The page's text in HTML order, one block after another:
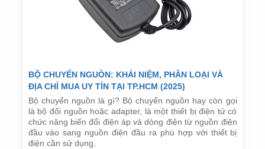
BỘ CHUYỂN NGUỒN: KHÁI NIỆM, PHÂN LOẠI VÀ
ĐỊA CHỈ MUA UY TÍN TẠI TP.HCM (2025)
Bộ chuyển nguồn là gì? Bộ chuyển nguồn hay còn gọi
là bộ đổi nguồn hoặc adapter, là một thiết bị điện tử có
chức năng biến đổi điện áp và dòng điện từ nguồn điện
đầu vào sang nguồn điện đầu ra phù hợp với thiết bị
điện cần sử dụng.